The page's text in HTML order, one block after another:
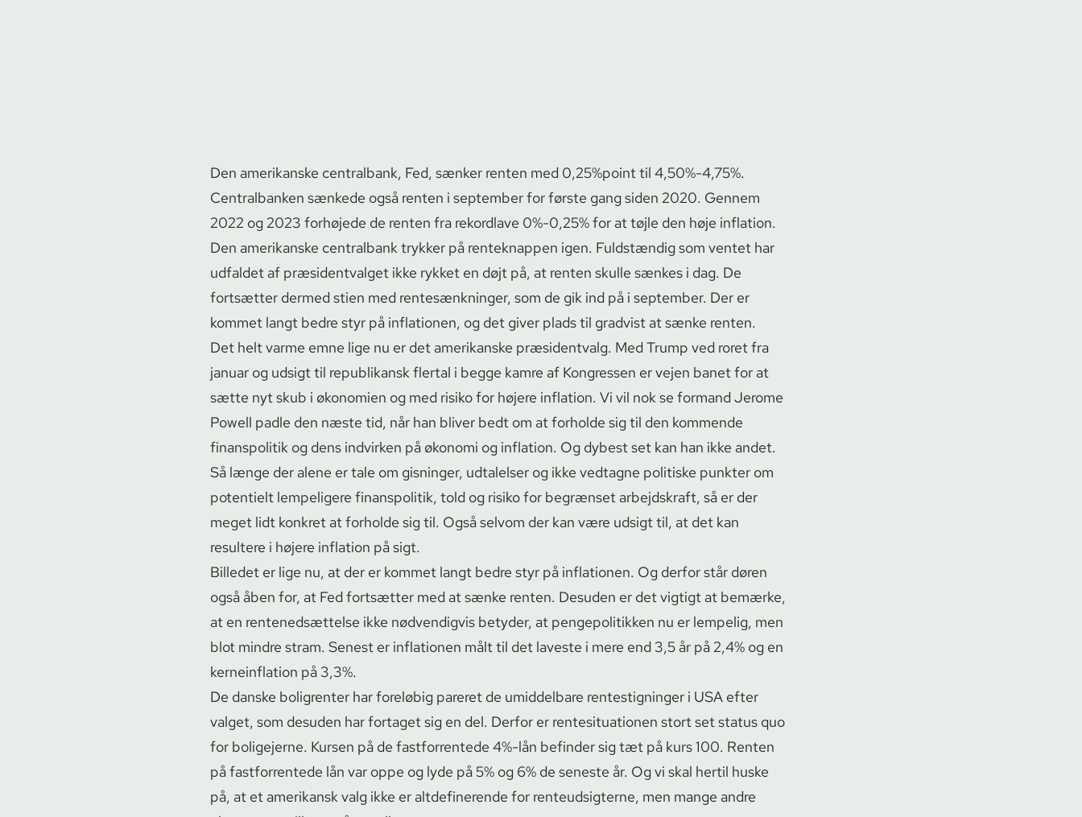
Den amerikanske centralbank, Fed, sænker renten med 0,25%point til 4,50%-4,75%.
Centralbanken sænkede også renten i september for første gang siden 2020. Gennem
2022 og 2023 forhøjede de renten fra rekordlave 0%-0,25% for at tøjle den høje inflation.
Den amerikanske centralbank trykker på renteknappen igen. Fuldstændig som ventet har
udfaldet af præ­si­dentval­get ikke rykket en døjt på, at renten skulle sænkes i dag. De
fortsætter dermed stien med ren­tes­ænk­nin­ger, som de gik ind på i september. Der er
kommet langt bedre styr på inflationen, og det giver plads til gradvist at sænke renten.
Det helt varme emne lige nu er det amerikanske præsidentvalg. Med Trump ved roret fra
januar og udsigt til republikansk flertal i begge kamre af Kongressen er vejen banet for at
sætte nyt skub i økonomien og med risiko for højere inflation. Vi vil nok se formand Jerome
Powell padle den næste tid, når han bliver bedt om at forholde sig til den kommende
finanspolitik og dens indvirken på økonomi og inflation. Og dybest set kan han ikke andet.
Så længe der alene er tale om gisninger, udtalelser og ikke vedtagne politiske punkter om
potentielt lempeligere finanspolitik, told og risiko for begrænset arbejdskraft, så er der
meget lidt konkret at forholde sig til. Også selvom der kan være udsigt til, at det kan
resultere i højere inflation på sigt.
Billedet er lige nu, at der er kommet langt bedre styr på inflationen. Og derfor står døren
også åben for, at Fed fortsætter med at sænke renten. Desuden er det vigtigt at bemærke,
at en ren­te­ned­sæt­tel­se ikke nødvendigvis betyder, at pen­gepo­li­tik­ken nu er lempelig, men
blot mindre stram. Senest er inflationen målt til det laveste i mere end 3,5 år på 2,4% og en
kerneinflation på 3,3%.
De danske boligrenter har foreløbig pareret de umiddelbare ren­testig­nin­ger i USA efter
valget, som desuden har fortaget sig en del. Derfor er ren­te­si­tu­a­tio­nen stort set status quo
for boligejerne. Kursen på de fastforrentede 4%-lån befinder sig tæt på kurs 100. Renten
på fastforrentede lån var oppe og lyde på 5% og 6% de seneste år. Og vi skal hertil huske
på, at et amerikansk valg ikke er altdefinerende for ren­teud­sig­ter­ne, men mange andre